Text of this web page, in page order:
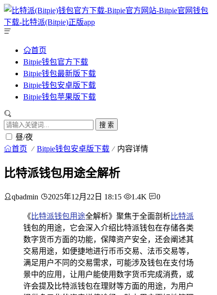
首页
Bitpie钱包官方下载
Bitpie钱包最新版下载
Bitpie钱包安卓版下载
Bitpie钱包苹果版下载
搜 索
昼/夜
首页 Bitpie钱包安卓版下载 内容详情
比特派钱包用途全解析
qbadmin 2025年12月22日 18:15 1.4K 0
《 比特派钱包用途全解析》聚焦于全面剖析比特派
钱包的用途，它会深入介绍比特派钱包在存储各类
数字货币方面的功能，保障资产安全，还会阐述其
交易用途，如便捷地进行币币交易、法币交易等，
满足用户不同的交易需求，可能涉及钱包在支付场
景中的应用，让用户能使用数字货币完成消费，或
许会提及比特派钱包在理财等方面的用途，为用户